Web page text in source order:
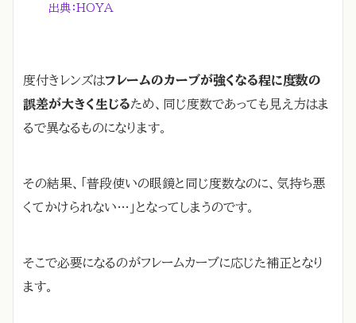
出典：HOYA
度付きレンズはフレームのカーブが強くなる程に度数の
誤差が大きく生じるため、同じ度数であっても見え方はま
るで異なるものになります。
その結果、「普段使いの眼鏡と同じ度数なのに、気持ち悪
くてかけられない…」となってしまうのです。
そこで必要になるのがフレームカーブに応じた補正となり
ます。